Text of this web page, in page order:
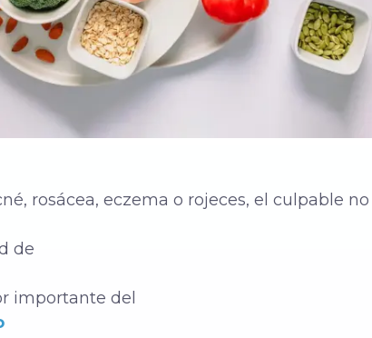
rosácea, eczema o rojeces, el culpable
de
importante del